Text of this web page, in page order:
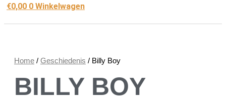
€0,00 0 Winkelwagen
Home / Geschiedenis / Billy Boy
BILLY BOY